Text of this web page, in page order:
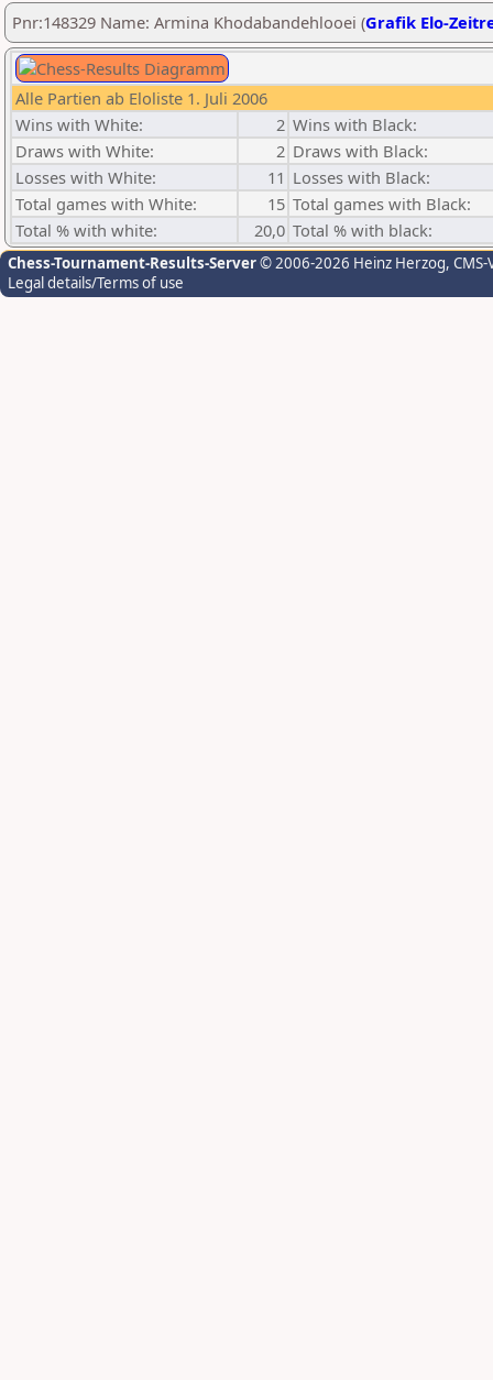
Pnr:148329 Name: Armina Khodabandehlooei (Grafik Elo-
Alle Partien ab Eloliste 1. Juli 2006
Wins with White:
2 Wins with Black:
Draws with White:
2 Draws with Black:
Losses with White:
11 Losses with Black:
Total games with White:
15 Total games with Black:
Total % with white:
20,0 Total % with black:
Chess-Tournament-Results-Server© 2006-2026 Heinz Herzog,
Legal details/Terms of use